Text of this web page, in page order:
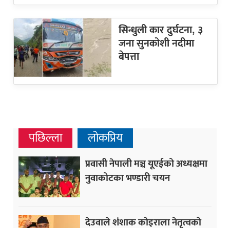
सिन्धुली कार दुर्घटना, ३
जना सुनकोशी नदीमा
बेपत्ता
पछिल्ला लोकप्रिय
प्रवासी नेपाली मञ्च यूएईको अध्यक्षमा
नुवाकोटका भण्डारी चयन
देउवाले शंशाक कोइराला नेतृत्वको